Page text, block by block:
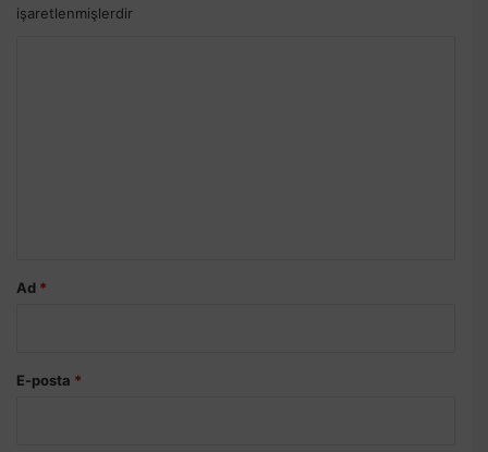
işaretlenmişlerdir
Ad *
E-posta *